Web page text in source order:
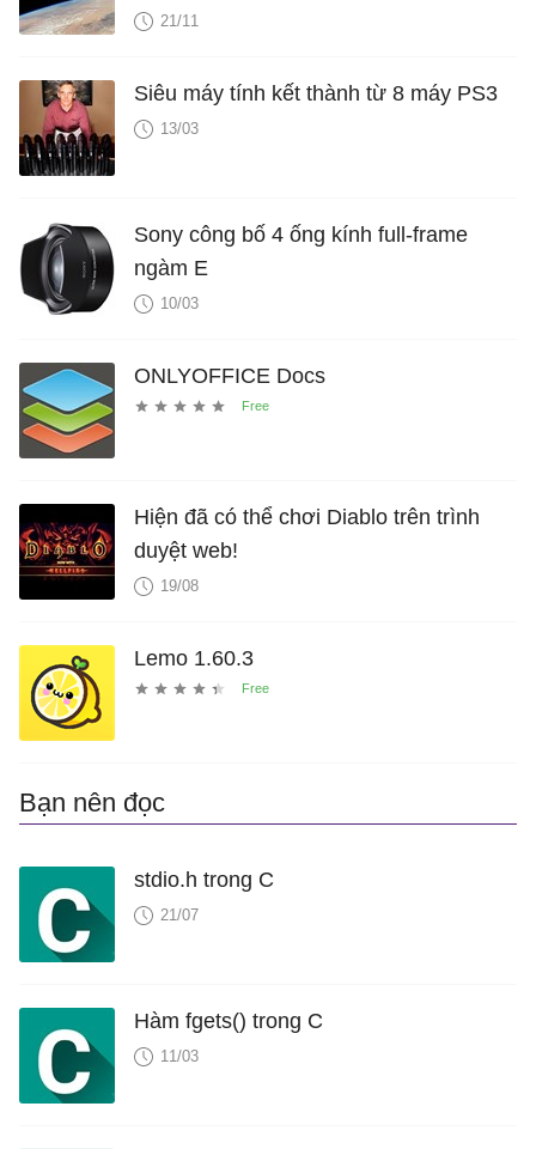
Không gian Hubble
21/11
Siêu máy tính kết thành từ 8 máy PS3
13/03
Sony công bố 4 ống kính full-frame
ngàm E
10/03
ONLYOFFICE Docs
Hiện đã có thể chơi Diablo trên trình
duyệt web!
19/08
Lemo 1.60.3
Bạn nên đọc
stdio.h trong C
21/07
Hàm fgets() trong C
11/03